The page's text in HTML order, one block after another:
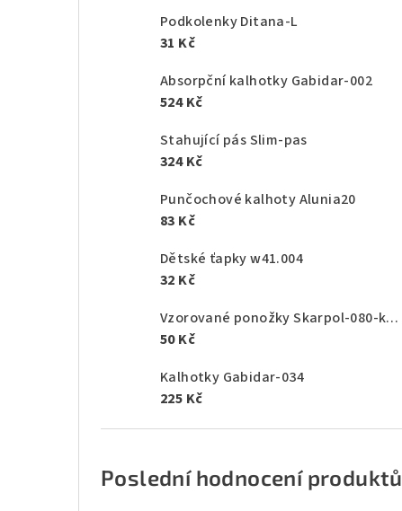
Podkolenky Ditana-L
31 Kč
Absorpční kalhotky Gabidar-002
524 Kč
Stahující pás Slim-pas
324 Kč
Punčochové kalhoty Alunia20
83 Kč
Dětské ťapky w41.004
32 Kč
Vzorované ponožky Skarpol-080-kaktus
50 Kč
Kalhotky Gabidar-034
225 Kč
Poslední hodnocení produktů